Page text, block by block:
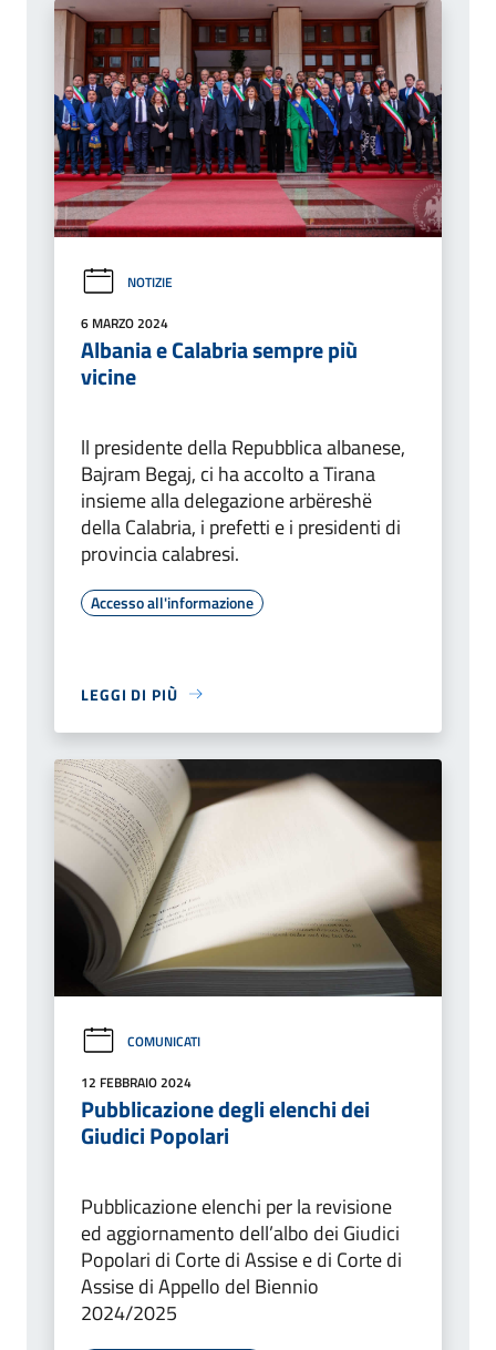
NOTIZIE
6 MARZO 2024
Albania e Calabria sempre più
vicine
ll presidente della Repubblica albanese,
Bajram Begaj, ci ha accolto a Tirana
insieme alla delegazione arbëreshë
della Calabria, i prefetti e i presidenti di
provincia calabresi.
Accesso all'informazione
LEGGI DI PIÙ
COMUNICATI
12 FEBBRAIO 2024
Pubblicazione degli elenchi dei
Giudici Popolari
Pubblicazione elenchi per la revisione
ed aggiornamento dell’albo dei Giudici
Popolari di Corte di Assise e di Corte di
Assise di Appello del Biennio
2024/2025